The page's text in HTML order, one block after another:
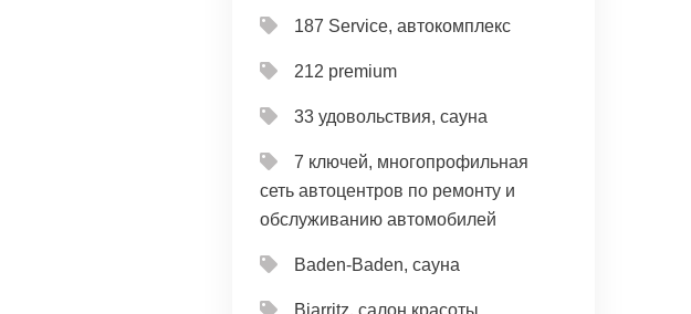
187 Service, автокомплекс
212 premium
33 удовольствия, сауна
7 ключей, многопрофильная
сеть автоцентров по ремонту и
обслуживанию автомобилей
Baden-Baden, сауна
Biarritz, салон красоты